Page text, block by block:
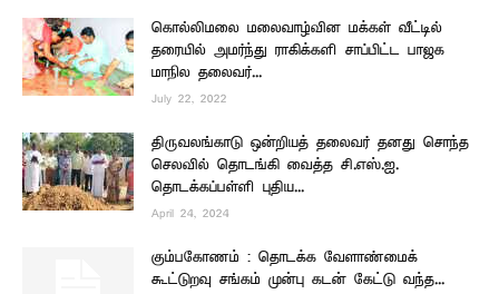
கொல்லிமலை மலைவாழ்வின மக்கள் வீட்டில்
தரையில் அமர்ந்து ராகிக்களி சாப்பிட்ட பாஜக
மாநில தலைவர்...
July 22, 2022
திருவலங்காடு ஒன்றியத் தலைவர் தனது சொந்த
செலவில் தொடங்கி வைத்த சி.எஸ்.ஐ.
தொடக்கப்பள்ளி புதிய...
April 24, 2024
கும்பகோணம் : தொடக்க வேளாண்மைக்
கூட்டுறவு சங்கம் முன்பு கடன் கேட்டு வந்த...